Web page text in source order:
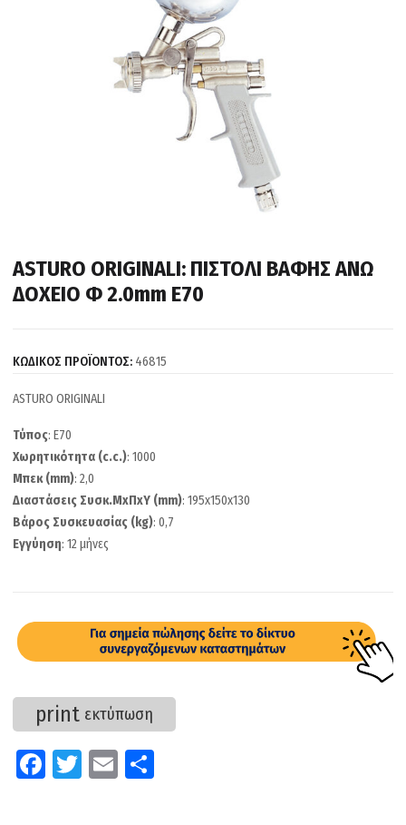
ASTURO ORIGINALI: ΠΙΣΤΟΛΙ ΒΑΦΗΣ ΑΝΩ
ΔΟΧΕΙΟ Φ 2.0mm E70
ΚΩΔΙΚΟΣ ΠΡΟΪΟΝΤΟΣ: 46815
ASTURO ORIGINALI
Τύπος: E70
Χωρητικότητα (c.c.): 1000
Μπεκ (mm): 2,0
Διαστάσεις Συσκ.ΜxΠxΥ (mm): 195x150x130
Βάρος Συσκευασίας (kg): 0,7
Εγγύηση: 12 μήνες
print εκτύπωση
Fa
T
E